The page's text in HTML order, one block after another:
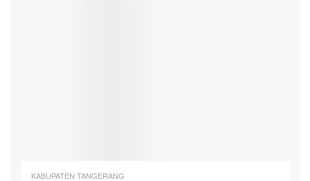
KABUPATEN TANGERANG